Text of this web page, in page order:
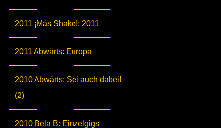
2011 ¡Más Shake!: 2011
2011 Abwärts: Europa
2010 Abwärts: Sei auch dabei!
(2)
2010 Bela B: Einzelgigs